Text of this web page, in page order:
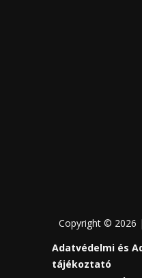
Copyright © 2026
Adatvédelmi és
tájékoztató